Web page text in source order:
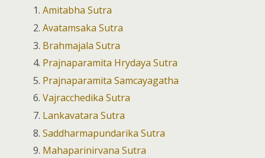
Amitabha Sutra
Avatamsaka Sutra
Brahmajala Sutra
Prajnaparamita Hrydaya Sutra
Prajnaparamita Samcayagatha
Vajracchedika Sutra
Lankavatara Sutra
Saddharmapundarika Sutra
Mahaparinirvana Sutra